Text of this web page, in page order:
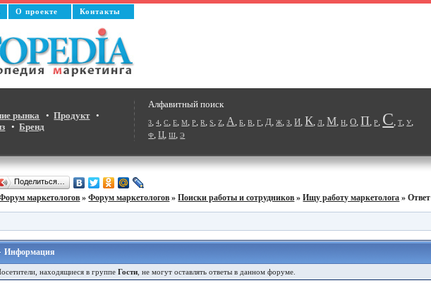
О проекте Контакты
Алфавитный поиск
3,4,C,E,M,P,R,S,Z,А,Б,В,Г,Д,Ж,З,И,К,Л,М,Н,О,П,Р, С,Т,У,
Ф,Ц,Ш,Э
рынка •Продукт•
•Бренд
Поделиться…
маркетологов »Форум маркетологов »Поиски работы и сотрудников »Ищу работу маркетолога » Ответ
Информация
находящиеся в группеГости , не могут оставлять ответы в данном форуме.